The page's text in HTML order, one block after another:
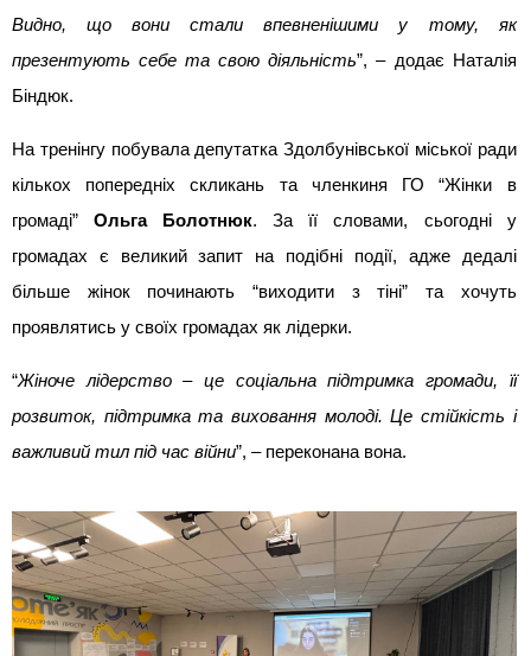
Видно, що вони стали впевненішими у тому, як
презентують себе та свою діяльність”, – додає Наталія
Біндюк.
На тренінгу побувала депутатка Здолбунівської міської ради
кількох попередніх скликань та членкиня ГО “Жінки в
громаді” Ольга Болотнюк. За її словами, сьогодні у
громадах є великий запит на подібні події, адже дедалі
більше жінок починають “виходити з тіні” та хочуть
проявлятись у своїх громадах як лідерки.
“Жіноче лідерство – це соціальна підтримка громади, її
розвиток, підтримка та виховання молоді. Це стійкість і
важливий тил під час війни”, – переконана вона.